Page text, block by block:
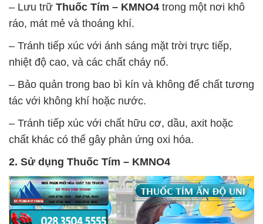
– Lưu trữ Thuốc Tím – KMNO4 trong một nơi khô
ráo, mát mẻ và thoáng khí.
– Tránh tiếp xúc với ánh sáng mặt trời trực tiếp,
nhiệt độ cao, và các chất cháy nổ.
– Bảo quản trong bao bì kín và không để chất tương
tác với không khí hoặc nước.
– Tránh tiếp xúc với chất hữu cơ, dầu, axit hoặc
chất khác có thể gây phản ứng oxi hóa.
2. Sử dụng Thuốc Tím – KMNO4